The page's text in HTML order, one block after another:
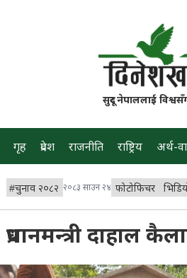
सुदूर नेपाललाई
गृह प्रदेश राजनीति राष्ट्रिय अर्थ-
#चुनाव २०८२ २०८३ साउन २४ फोटोफिचर
प्रधानमन्त्री दाहाल